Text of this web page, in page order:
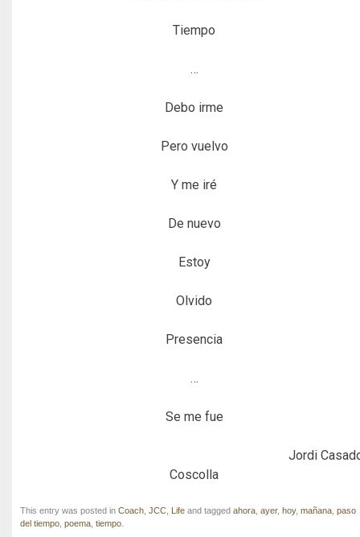
Tiempo
…
Debo irme
Pero vuelvo
Y me iré
De nuevo
Estoy
Olvido
Presencia
…
Se me fue
Jordi
Coscolla
This entry was posted in Coach JCC Life and tagged ahora ayer, hoy, mañana paso
del tiempo poema tiempo